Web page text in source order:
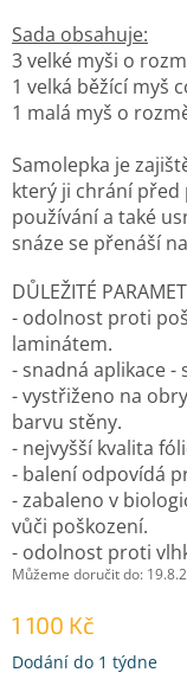
1 100 Kč
Měrná
Dodání do 1 týdne
Můžeme doručit do:
Sada obsahuje:
3 velké myši o
1 velká běžící myš
1 malá myš o
Samolepka je
který ji chrání
používání a také
snáze se přenáší
DŮLEŽITÉ
- odolnost proti
laminátem.
- snadná aplikace -
- vystřiženo na
barvu stěny.
- nejvyšší kvalita
- balení odpovídá
- zabaleno v
vůči poškození.
- odolnost proti